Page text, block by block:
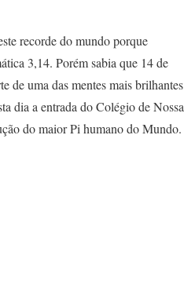
recorde do mundo porque
3,14. Porém sabia que 14 de
de uma das mentes mais brilhantes
dia a entrada do Colégio de Nossa
do maior Pi humano do Mundo.